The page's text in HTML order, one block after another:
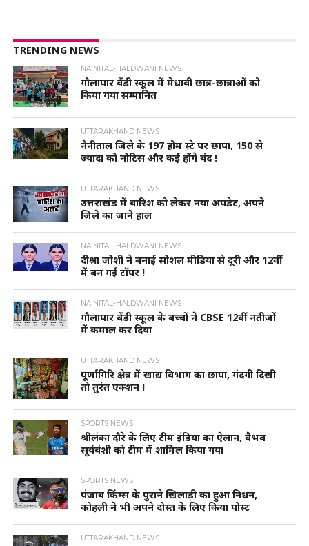
TRENDING NEWS
NAINITAL-HALDWANI NEWS
गौलापार वैंडी स्कूल में मेधावी छात्र-छात्राओं को
किया गया सम्मानित
UTTARAKHAND NEWS
नैनीताल जिले के 197 होम स्टे पर छापा, 150 से
ज्यादा को नोटिस और कई होंगे बंद !
UTTARAKHAND NEWS
उत्तराखंड में बारिश को लेकर नया अपडेट, अपने
जिले का जाने हाल
NAINITAL-HALDWANI NEWS
दीश्रा जोशी ने बनाई सोशल मीडिया से दूरी और 12वीं
में बन गई टॉपर !
NAINITAL-HALDWANI NEWS
गौलापार वेंडी स्कूल के बच्चों ने CBSE 12वीं नतीजों
में कमाल कर दिया
UTTARAKHAND NEWS
पूर्णागिरि क्षेत्र में खाद्य विभाग का छापा, गंदगी दिखी
तो तुरंत एक्शन !
SPORTS NEWS
श्रीलंका दौरे के लिए टीम इंडिया का ऐलान, वैभव
सूर्यवंशी को टीम में शामिल किया गया
SPORTS NEWS
पंजाब किंग्स के पुराने खिलाड़ी का हुआ निधन,
कोहली ने भी अपने दोस्त के लिए किया पोस्ट
UTTARAKHAND NEWS